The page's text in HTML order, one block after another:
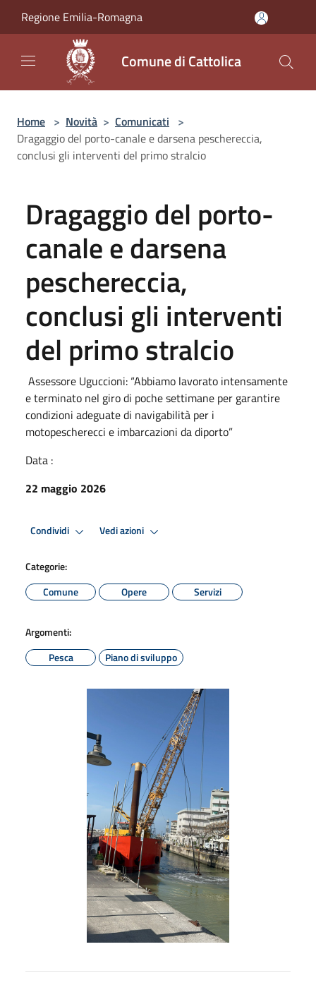
Regione Emilia-Romagna
Comune di Cattolica
Home > Novità > Comunicati >
Dragaggio del porto-canale e darsena peschereccia,
conclusi gli interventi del primo stralcio
Dragaggio del porto-
canale e darsena
peschereccia,
conclusi gli interventi
del primo stralcio
Assessore Uguccioni: “Abbiamo lavorato intensamente
e terminato nel giro di poche settimane per garantire
condizioni adeguate di navigabilità per i
motopescherecci e imbarcazioni da diporto”
Data :
22 maggio 2026
Condividi Vedi azioni
Categorie:
Comune
Opere Servizi
Argomenti:
Pesca
Piano di sviluppo